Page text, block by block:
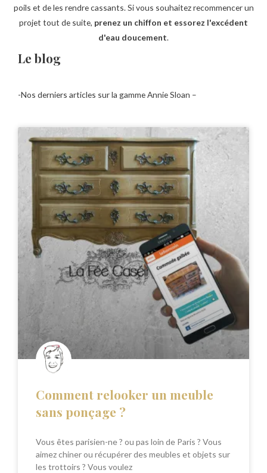
poils et de les rendre cassants. Si vous souhaitez recommencer un
projet tout de suite, prenez un chiffon et essorez l'excédent
d'eau doucement.
Le blog
-Nos derniers articles sur la gamme Annie Sloan –
Comment relooker un meuble
sans ponçage ?
Vous êtes parisien-ne ? ou pas loin de Paris ? Vous
aimez chiner ou récupérer des meubles et objets sur
les trottoirs ? Vous voulez